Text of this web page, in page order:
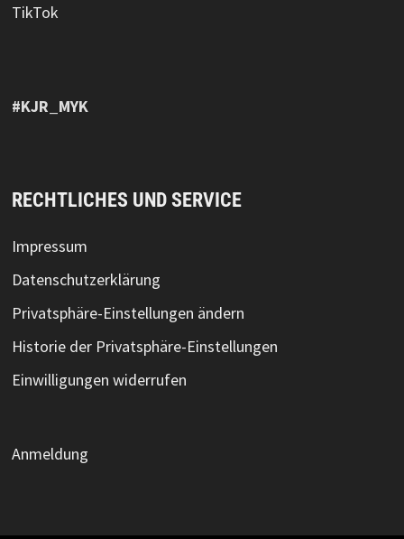
TikTok
#KJR_MYK
RECHTLICHES UND SERVICE
Impressum
Datenschutzerklärung
Privatsphäre-Einstellungen ändern
Historie der Privatsphäre-Einstellungen
Einwilligungen widerrufen
Anmeldung